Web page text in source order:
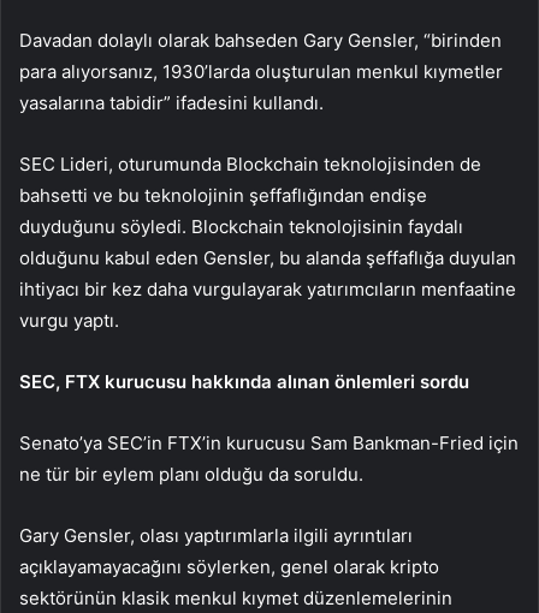
Davadan dolaylı olarak bahseden Gary Gensler, “birinden
para alıyorsanız, 1930’larda oluşturulan menkul kıymetler
yasalarına tabidir” ifadesini kullandı.
SEC Lideri, oturumunda Blockchain teknolojisinden de
bahsetti ve bu teknolojinin şeffaflığından endişe
duyduğunu söyledi. Blockchain teknolojisinin faydalı
olduğunu kabul eden Gensler, bu alanda şeffaflığa duyulan
ihtiyacı bir kez daha vurgulayarak yatırımcıların menfaatine
vurgu yaptı.
SEC, FTX kurucusu hakkında alınan önlemleri sordu
Senato’ya SEC’in FTX’in kurucusu Sam Bankman-Fried için
ne tür bir eylem planı olduğu da soruldu.
Gary Gensler, olası yaptırımlarla ilgili ayrıntıları
açıklayamayacağını söylerken, genel olarak kripto
sektörünün klasik menkul kıymet düzenlemelerinin